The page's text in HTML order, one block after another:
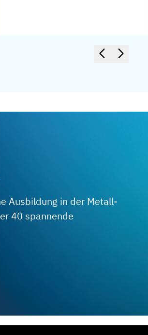
Ausbildung in der Metall-
40 spannende